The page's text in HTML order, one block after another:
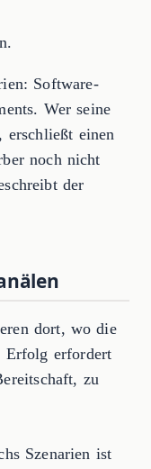
Software-
Wer seine
einen
noch nicht
der
dort, wo die
Erfolg erfordert
zu
Szenarien ist